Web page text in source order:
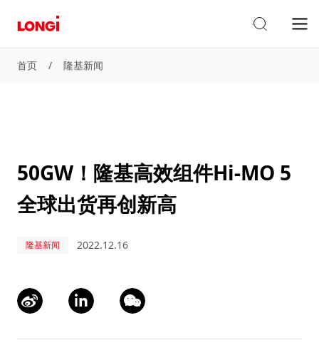
首页 / 隆基新闻
50GW！隆基高效组件Hi-MO 5
全球出货再创新高
隆基新闻 2022.12.16